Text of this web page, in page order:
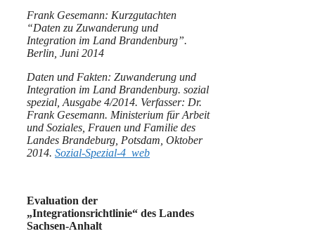
Frank Gesemann: Kurzgutachten
“Daten zu Zuwanderung und
Integration im Land Brandenburg”.
Berlin, Juni 2014
Daten und Fakten: Zuwanderung und
Integration im Land Brandenburg. sozial
spezial, Ausgabe 4/2014. Verfasser: Dr.
Frank Gesemann. Ministerium für Arbeit
und Soziales, Frauen und Familie des
Landes Brandeburg, Potsdam, Oktober
2014. Sozial-Spezial-4_web
Evaluation der
„Integrationsrichtlinie“ des Landes
Sachsen-Anhalt